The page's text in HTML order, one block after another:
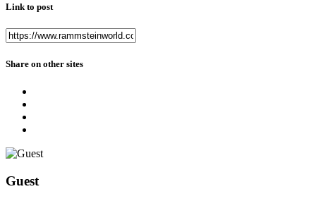
Link to post
Share on other sites
Guest